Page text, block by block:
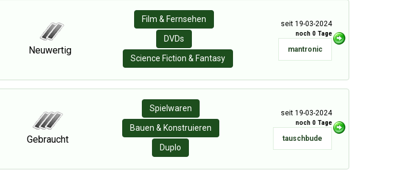
Neuwertig
Film & Fernsehen
DVDs
Science Fiction & Fantasy
seit 19-03-2024
noch 0 Tage
mantronic
Gebraucht
Spielwaren
Bauen & Konstruieren
Duplo
seit 19-03-2024
noch 0 Tage
tauschbude